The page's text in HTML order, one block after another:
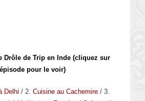
Drôle de Trip en Inde (cliquez sur
pour le voir)
Delhi / 2. Cuisine au Cachemire / 3.